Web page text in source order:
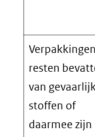
resten
van
stoffen of
daarmee zijn